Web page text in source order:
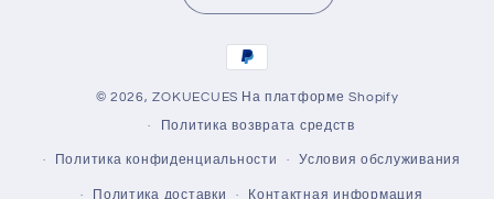
Способы
оплаты
© 2026,ZOKUECUES На платформе Shopify
Политика возврата средств
Политика конфиденциальности Условия обслуживания
Политика доставки Контактная информация